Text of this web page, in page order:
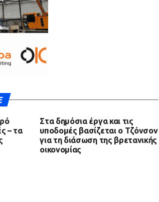
– τα
Στα δημόσια έργα και τις
υποδομές βασίζεται ο Τζόνσον
για τη διάσωση της βρετανικής
οικονομίας